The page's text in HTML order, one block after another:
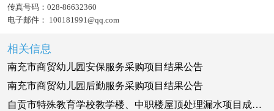
传真号码： 028-86632360
电子邮件： 100181991@qq.com
相关信息
南充市商贸幼儿园安保服务采购项目结果公告
南充市商贸幼儿园后勤服务采购项目结果公告
自贡市特殊教育学校教学楼、中职楼屋顶处理漏水项目成交公告